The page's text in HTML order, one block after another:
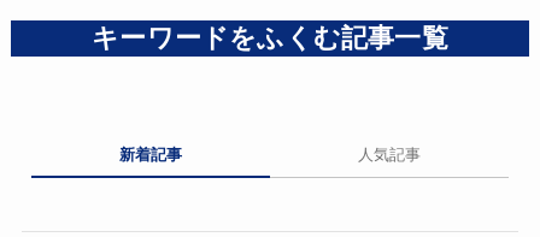
キーワードをふくむ記事一覧
新着記事 人気記事